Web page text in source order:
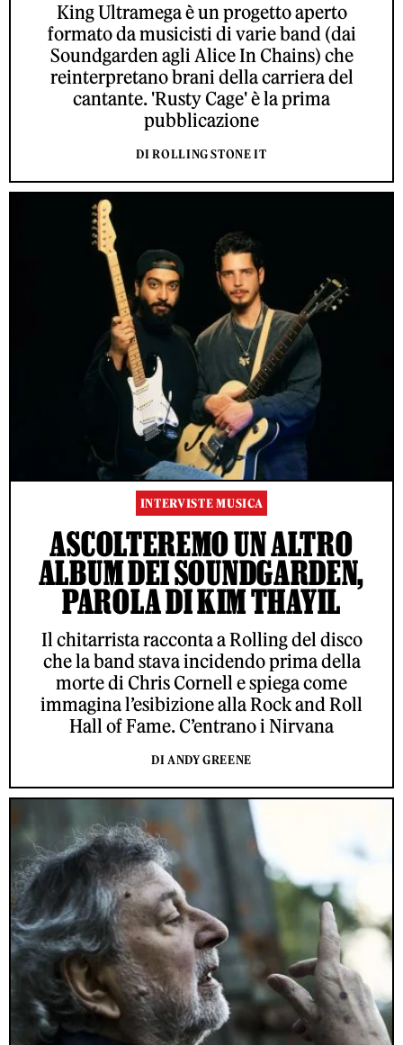
King Ultramega è un progetto aperto
formato da musicisti di varie band (dai
Soundgarden agli Alice In Chains) che
reinterpretano brani della carriera del
cantante. 'Rusty Cage' è la prima
pubblicazione
DI ROLLING STONE IT
INTERVISTE MUSICA
ASCOLTEREMO UN ALTRO
ALBUM DEI SOUNDGARDEN,
PAROLA DI KIM THAYIL
Il chitarrista racconta a Rolling del disco
che la band stava incidendo prima della
morte di Chris Cornell e spiega come
immagina l’esibizione alla Rock and Roll
Hall of Fame. C’entrano i Nirvana
DI ANDY GREENE